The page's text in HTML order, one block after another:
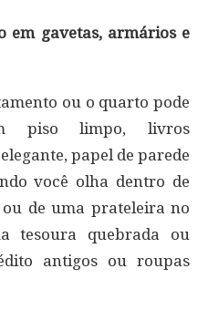
em gavetas, armários e
ou o quarto pode
piso limpo, livros
papel de parede
você olha dentro de
de uma prateleira no
tesoura quebrada ou
antigos ou roupas